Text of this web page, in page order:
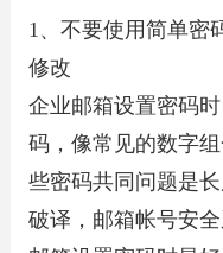
1、不要使用简单密
修改
企业邮箱设置密码
码，像常见的数字
些密码共同问题是
破译，邮箱帐号安